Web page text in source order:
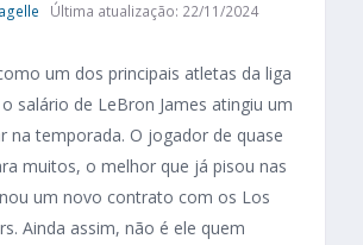
Última atualização: 22/11/2024
um dos principais atletas da liga
salário de LeBron James atingiu um
na temporada. O jogador de quase
muitos, o melhor que já pisou nas
um novo contrato com os Los
Ainda assim, não é ele quem